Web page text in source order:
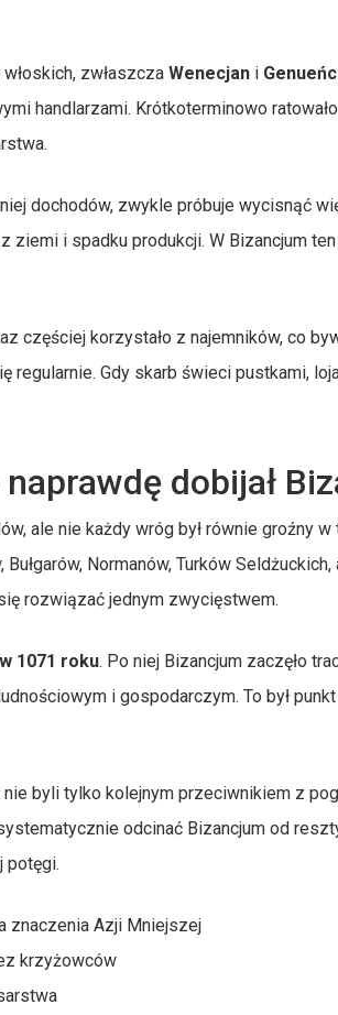
zwłaszczaWenecjan i
handlarzami. Krótkoterminowo
dochodów, zwykle próbuje wycisnąć
i spadku produkcji. W Bizancjum
częściej korzystało z najemników, co
regularnie. Gdy skarb świeci pustkami,
dobijał
ale nie każdy wróg był równie groźny
Normanów, Turków
rozwiązać jednym zwycięstwem.
1071 roku. Po niej Bizancjum zaczęło
i gospodarczym. To był
byli tylko kolejnym przeciwnikiem z
odcinać Bizancjum od
potęgi.
znaczenia Azji Mniejszej
krzyżowców